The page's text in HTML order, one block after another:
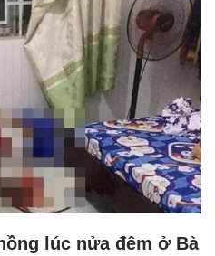
lúc nửa đêm ở Bà